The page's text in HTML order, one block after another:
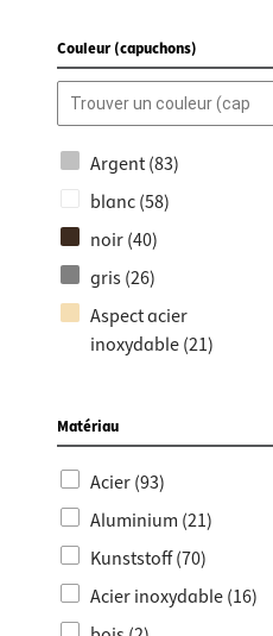
Alfer (1)
Franke (2)
OMGE (1)
Vauth-Sagel (1)
Ninka (1)
(46)
Coulisses d'armoires
basses (24)
Nouveautés produits
hauteur (5)
Aménagement de
tiroirs (40)
Poubelles (38)
freinage (20)
Accroche-armoire (33)
Amortisseurs à gaz
(10)
Réglage de socle (25)
Couleur (capuchons)
Argent (83)
blanc (58)
noir (40)
gris (26)
Aspect acier
inoxydable (21)
anthracite (10)
bronze (2)
jaune (5)
Hêtre (3)
Noyer (3)
Matériau
Acier (93)
Aluminium (21)
Kunststoff (70)
Acier inoxydable (16)